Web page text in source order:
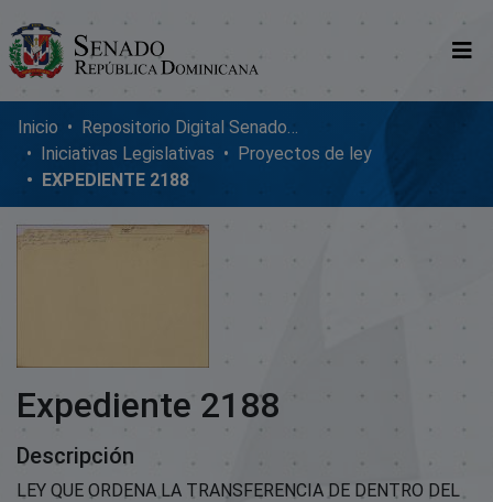
Comunidades
Glosario
Nosotros
Inicio
Repositorio Digital SenadoRD
Iniciativas Legislativas
Proyectos de ley
EXPEDIENTE 2188
Expediente 2188
Descripción
LEY QUE ORDENA LA TRANSFERENCIA DE DENTRO DEL